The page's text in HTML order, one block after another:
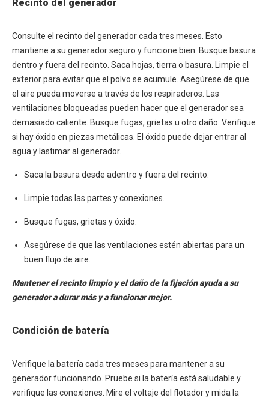
Recinto del generador
Consulte el recinto del generador cada tres meses. Esto
mantiene a su generador seguro y funcione bien. Busque basura
dentro y fuera del recinto. Saca hojas, tierra o basura. Limpie el
exterior para evitar que el polvo se acumule. Asegúrese de que
el aire pueda moverse a través de los respiraderos. Las
ventilaciones bloqueadas pueden hacer que el generador sea
demasiado caliente. Busque fugas, grietas u otro daño. Verifique
si hay óxido en piezas metálicas. El óxido puede dejar entrar al
agua y lastimar al generador.
Saca la basura desde adentro y fuera del recinto.
Limpie todas las partes y conexiones.
Busque fugas, grietas y óxido.
Asegúrese de que las ventilaciones estén abiertas para un
buen flujo de aire.
Mantener el recinto limpio y el daño de la fijación ayuda a su
generador a durar más y a funcionar mejor.
Condición de batería
Verifique la batería cada tres meses para mantener a su
generador funcionando. Pruebe si la batería está saludable y
verifique las conexiones. Mire el voltaje del flotador y mida la